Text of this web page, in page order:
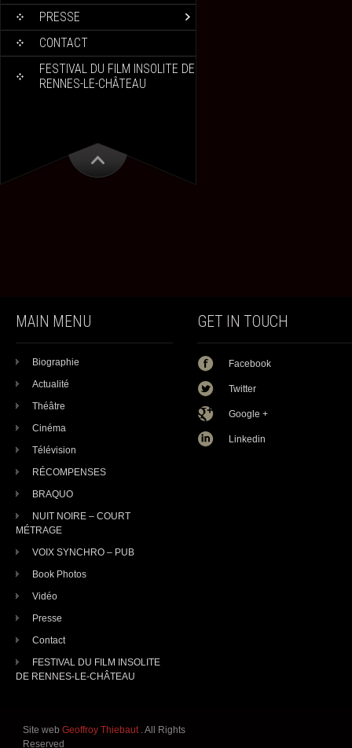
PRESSE
CONTACT
FESTIVAL DU FILM INSOLITE DE
RENNES-LE-CHÂTEAU
MAIN MENU
Biographie
Actualité
Théâtre
Cinéma
Télévision
RÉCOMPENSES
BRAQUO
NUIT NOIRE – COURT
MÉTRAGE
VOIX SYNCHRO – PUB
Book Photos
Vidéo
Presse
Contact
FESTIVAL DU FILM INSOLITE
DE RENNES-LE-CHÂTEAU
GET IN TOUCH
Facebook
Twitter
Google +
Linkedin
Site webGeoffroy Thiebaut . All Rights
Reserved